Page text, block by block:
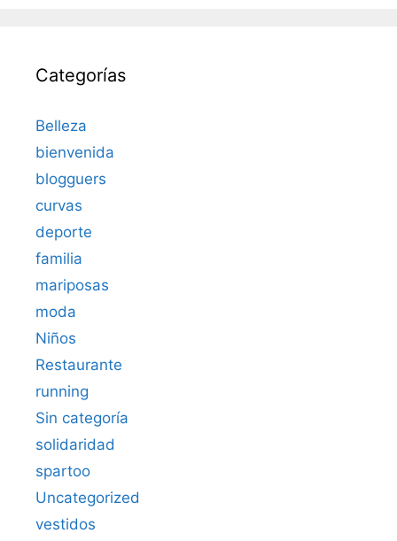
Categorías
Belleza
bienvenida
blogguers
curvas
deporte
familia
mariposas
moda
Niños
Restaurante
running
Sin categoría
solidaridad
spartoo
Uncategorized
vestidos